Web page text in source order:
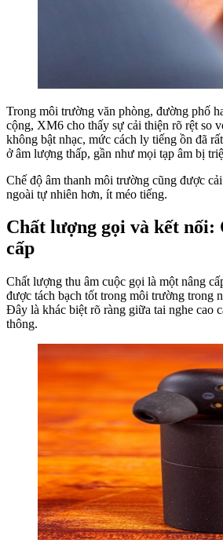
Trong môi trường văn phòng, đường phố
cộng, XM6 cho thấy sự cải thiện rõ rệt so
không bật nhạc, mức cách ly tiếng ồn đã
ở âm lượng thấp, gần như mọi tạp âm bị
Chế độ âm thanh môi trường cũng được
ngoài tự nhiên hơn, ít méo tiếng.
Chất lượng gọi và kết nối:
cấp
Chất lượng thu âm cuộc gọi là một nâng
được tách bạch tốt trong môi trường trong
Đây là khác biệt rõ ràng giữa tai nghe cao
thông.